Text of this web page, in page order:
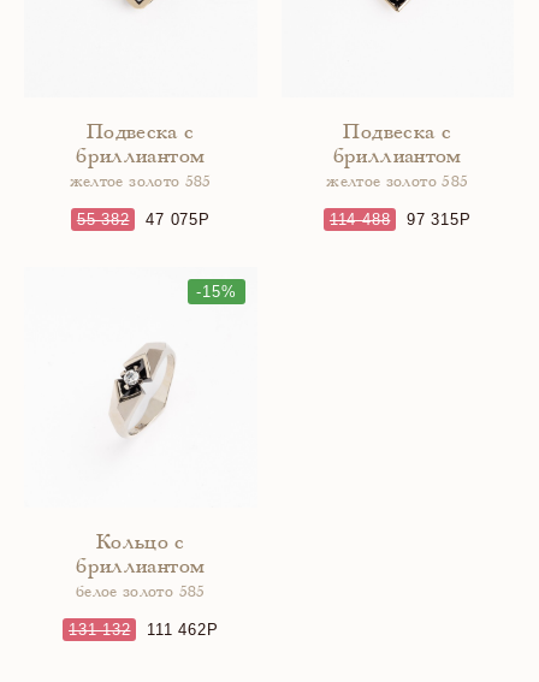
Подвеска с
бриллиантом
желтое золото 585
55 382 47 075
Подвеска с
бриллиантом
желтое золото 585
114 488 97 315
-15%
Кольцо с
бриллиантом
белое золото 585
131 132 111 462